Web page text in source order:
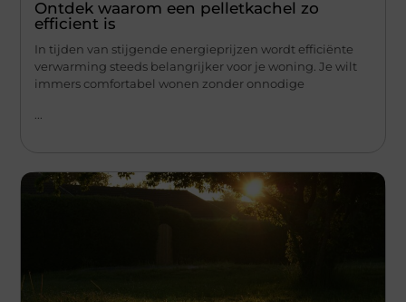
Ontdek waarom een pelletkachel zo
efficient is
In tijden van stijgende energieprijzen wordt efficiënte
verwarming steeds belangrijker voor je woning. Je wilt
immers comfortabel wonen zonder onnodige